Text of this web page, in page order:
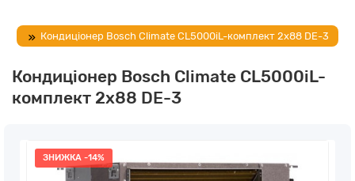
Кондиціонер Bosch Climate CL5000iL-комплект 2x88 DE-3
Кондиціонер Bosch Climate CL5000iL-
комплект 2x88 DE-3
ЗНИЖКА -14%